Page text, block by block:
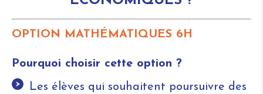
OPTION MATHÉMATIQUES 6H
Pourquoi choisir cette option ?
Les élèves qui souhaitent poursuivre des